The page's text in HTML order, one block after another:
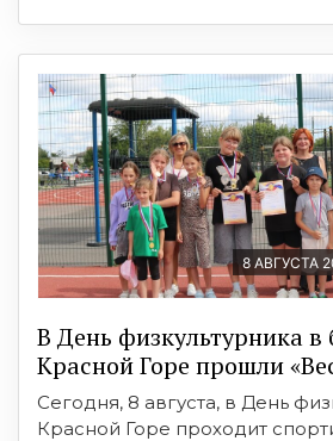
8 АВГУСТА
В День физкультурника в
Красной Горе прошли
Сегодня, 8 августа, в День
Красной Горе проходит